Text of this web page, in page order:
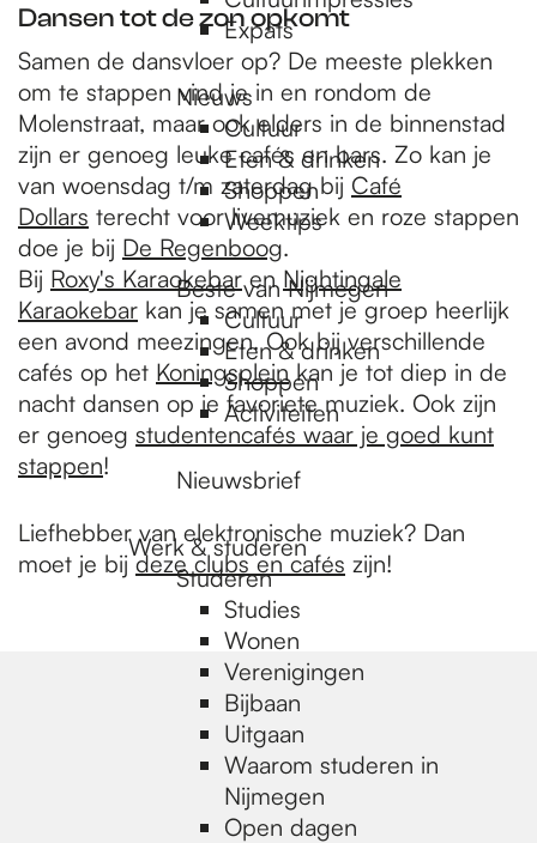
Expats
Nieuws
Cultuur
Eten & drinken
Shoppen
Weektips
Beste van Nijmegen
Cultuur
Eten & drinken
Shoppen
Activiteiten
Nieuwsbrief
Werk & studeren
Studeren
Studies
Wonen
Verenigingen
Bijbaan
Uitgaan
Waarom studeren in
Nijmegen
Open dagen
Dansen tot de zon opkomt
Samen de dansvloer op? De meeste plekken
om te stappen vind je in en rondom de
Molenstraat, maar ook elders in de binnenstad
zijn er genoeg leuke cafés en bars. Zo kan je
van woensdag t/m zaterdag bij Café
Dollars terecht voor livemuziek en roze stappen
doe je bij De Regenboog.
Bij Roxy's KaraokebarenNightingale
Karaokebar kan je samen met je groep heerlijk
een avond meezingen. Ook bij verschillende
cafés op het Koningspleinkan je tot diep in de
nacht dansen op je favoriete muziek. Ook zijn
er genoeg studentencafés waar je goed kunt
stappen!
Liefhebber van elektronische muziek? Dan
moet je bijdeze clubs en cafés zijn!